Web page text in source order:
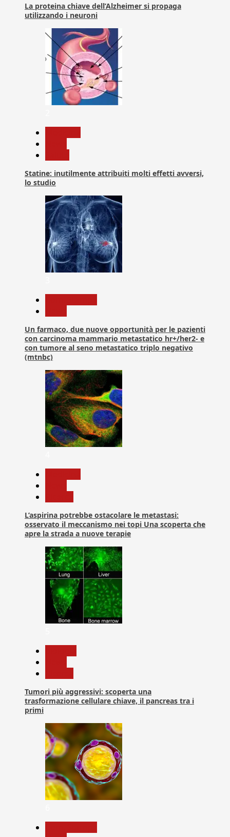
La proteina chiave dell’Alzheimer si propaga
utilizzando i neuroni
Statine: inutilmente attribuiti molti effetti avversi,
lo studio
Un farmaco, due nuove opportunità per le pazienti
con carcinoma mammario metastatico hr+/her2- e
con tumore al seno metastatico triplo negativo
(mtnbc)
L’aspirina potrebbe ostacolare le metastasi:
osservato il meccanismo nei topi Una scoperta che
apre la strada a nuove terapie
Tumori più aggressivi: scoperta una
trasformazione cellulare chiave, il pancreas tra i
primi